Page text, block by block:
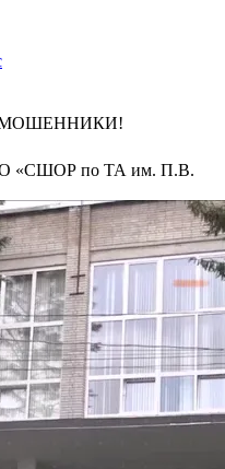
МОШЕННИКИ!
«СШОР по ТА им. П.В.